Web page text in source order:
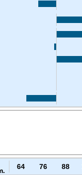
64 76 88